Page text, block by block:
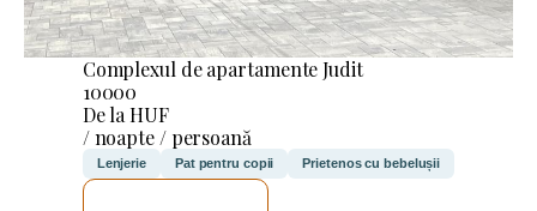
Complexul de apartamente Judit
10000
De la HUF
/ noapte / persoană
Lenjerie Pat pentru copii Prietenos cu bebelușii